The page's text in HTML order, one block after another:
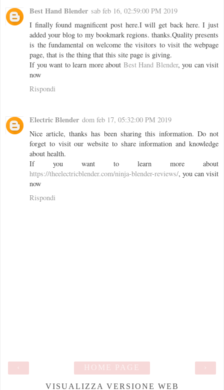
Best Hand Blender sab feb 16, 02:59:00 PM 2019
I finally found magnificent post here.I will get back here. I just
added your blog to my bookmark regions. thanks.Quality presents
is the fundamental on welcome the visitors to visit the webpage
page, that is the thing that this site page is giving.
If you want to learn more about Best Hand Blender, you can visit
now
Rispondi
Electric Blender dom feb 17, 05:32:00 PM 2019
Nice article, thanks has been sharing this information. Do not
forget to visit our website to share information and knowledge
about health.
If you want to learn more about
https://theelectricblender.com/ninja-blender-reviews/, you can visit
now
Rispondi
›
HOME PAGE
VISUALIZZA VERSIONE WEB